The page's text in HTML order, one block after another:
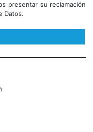
presentar su reclamación
Datos.